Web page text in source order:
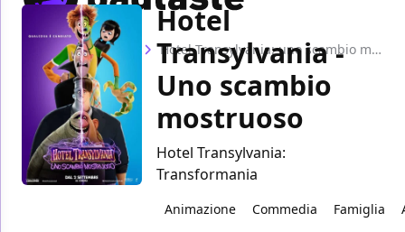
Home Film Hotel Transylvania: uno scambio mostruoso
Hotel
Transylvania -
Uno scambio
mostruoso
Hotel Transylvania:
Transformania
Animazione Commedia Famiglia